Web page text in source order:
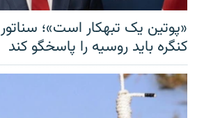
«پوتین یک تبهکار است»؛
کنگره باید روسیه را پاسخگو کند